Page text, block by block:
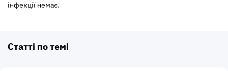
інфекції немає.
Статті по темі